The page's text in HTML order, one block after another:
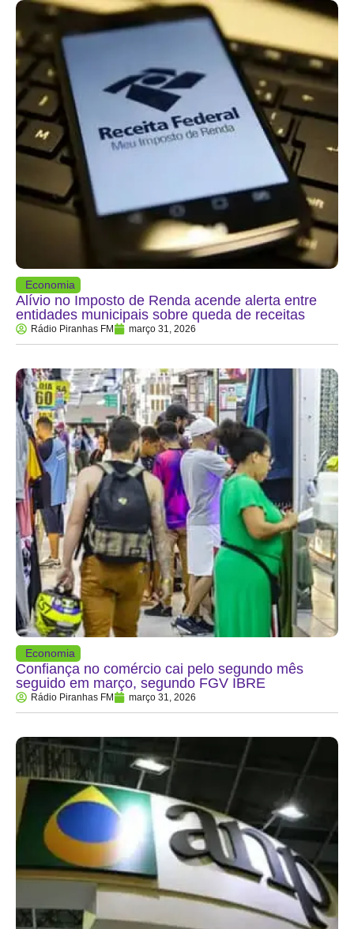
Economia
Alívio no Imposto de Renda acende alerta entre
entidades municipais sobre queda de receitas
Rádio Piranhas FM março 31, 2026
Economia
Confiança no comércio cai pelo segundo mês
seguido em março, segundo FGV IBRE
Rádio Piranhas FM março 31, 2026